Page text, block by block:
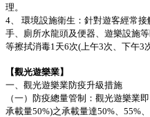
理。
4、 環境設施衛生：針對遊客經常
手、廁所水龍頭及便器、遊樂設施
等擦拭消毒1天6次(上午3次、下午3
【觀光遊樂業】
一、觀光遊樂業防疫升級措施
（一）防疫總量管制：觀光遊樂業
承載量50%)之承載量達50%、55%